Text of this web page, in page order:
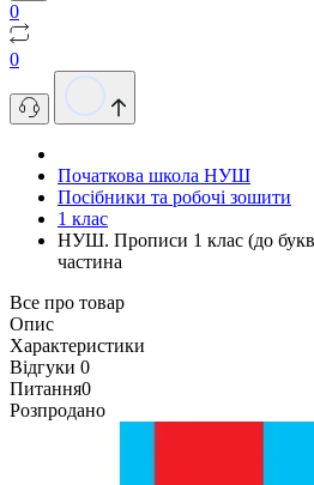
0
0
Початкова школа НУШ
Посібники та робочі зошити
1 клас
НУШ. Прописи 1 клас (до
частина
Все про товар
Опис
Характеристики
Відгуки 0
Питання0
Розпродано